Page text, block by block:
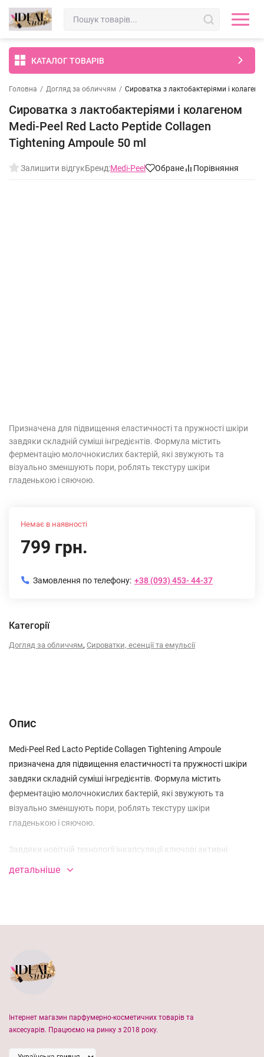
КАТАЛОГ ТОВАРІВ
Головна / Догляд за обличчям / Сироватка з лактобактеріями і
Сироватка з лактобактеріями і колагеном
Medi-Peel Red Lacto Peptide Collagen
Tightening Ampoule 50 ml
Залишити відгукБренд:Medi-Peel Обране Порівняння
Призначена для підвищення еластичності та пружності шкіри
завдяки складній суміші інгредієнтів. Формула містить
ферментацію молочнокислих бактерій, які звужують та
візуально зменшують пори, роблять текстуру шкіри
гладенькою і сяючою.
Немає в наявності
799 грн.
Замовлення по телефону: +38 (093) 453- 44-37
Категорії
Догляд за обличчям, Сироватки, есенції та емульсії
Опис
Medi-Peel Red Lacto Peptide Collagen Tightening Ampoule
призначена для підвищення еластичності та пружності шкіри
завдяки складній суміші інгредієнтів. Формула містить
ферментацію молочнокислих бактерій, які звужують та
візуально зменшують пори, роблять текстуру шкіри
гладенькою і сяючою.
Завдяки новітній технології інкапсуляції ключові активні
інгредієнти швидко вбираються, забезпечуючи максимальну
Властивості сироватки:
підвищує пружність та еластичність шкіри;
детальніше
Інтернет магазин парфумерно-косметичних товарів та
аксесуарів. Працюємо на ринку з 2018 року.